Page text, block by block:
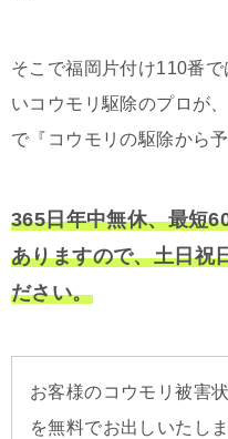
そこで福岡片付け110番
いコウモリ駆除のプロが
で『コウモリの駆除から
365日年中無休、最短
ありますので、土日祝
ださい。
お客様のコウモリ被害
を無料でお出しいたしま